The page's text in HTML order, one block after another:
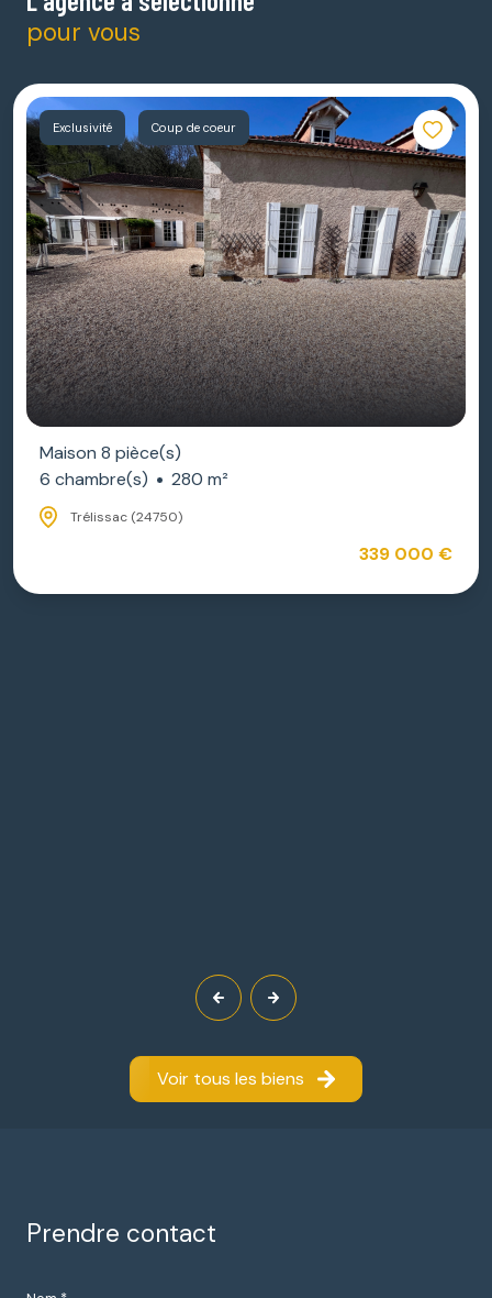
pour vous
Exclusivité Coup de coeur
Maison 8 pièce(s)
6 chambre(s)
280 m²
Trélissac (24750)
339 000 €
Voir tous les biens
Prendre contact